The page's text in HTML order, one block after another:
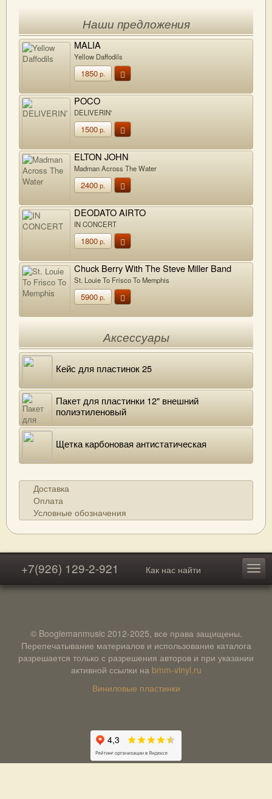
Наши предложения
MALIA
Yellow Daffodils
1850р.
POCO
DELIVERIN'
1500р.
ELTON JOHN
Madman Across The Water
2400р.
DEODATO AIRTO
IN CONCERT
1800р.
Chuck Berry With The Steve Miller Band
St. Louie To Frisco To Memphis
5900р.
Аксессуары
Кейс для пластинок 25
Пакет для пластинки 12" внешний
полиэтиленовый
Щетка карбоновая антистатическая
Доставка
Оплата
Условные обозначения
+7(926) 129-2-921 Как нас найти
© Boogiemanmusic 2012-2025, все права защищены.
Перепечатывание материалов и использование каталога
разрешается только с разрешения авторов и при указании
активной ссылки на bmm-vinyl.ru
Виниловые пластинки